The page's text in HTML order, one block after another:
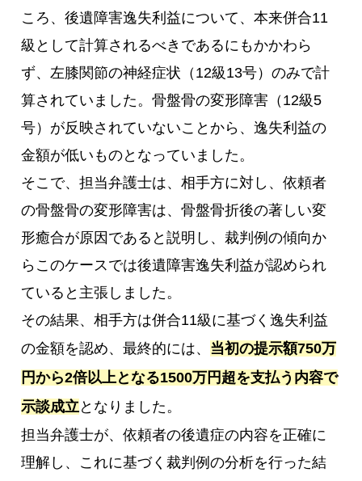
ころ、後遺障害逸失利益について、本来併合11
級として計算されるべきであるにもかかわら
ず、左膝関節の神経症状（12級13号）のみで計
算されていました。骨盤骨の変形障害（12級5
号）が反映されていないことから、逸失利益の
金額が低いものとなっていました。
そこで、担当弁護士は、相手方に対し、依頼者
の骨盤骨の変形障害は、骨盤骨折後の著しい変
形癒合が原因であると説明し、裁判例の傾向か
らこのケースでは後遺障害逸失利益が認められ
ていると主張しました。
その結果、相手方は併合11級に基づく逸失利益
の金額を認め、最終的には、 当初の提示額750万
円から2倍以上となる1500万円超を支払う内容で
示談成立となりました。
担当弁護士が、依頼者の後遺症の内容を正確に
理解し、これに基づく裁判例の分析を行った結